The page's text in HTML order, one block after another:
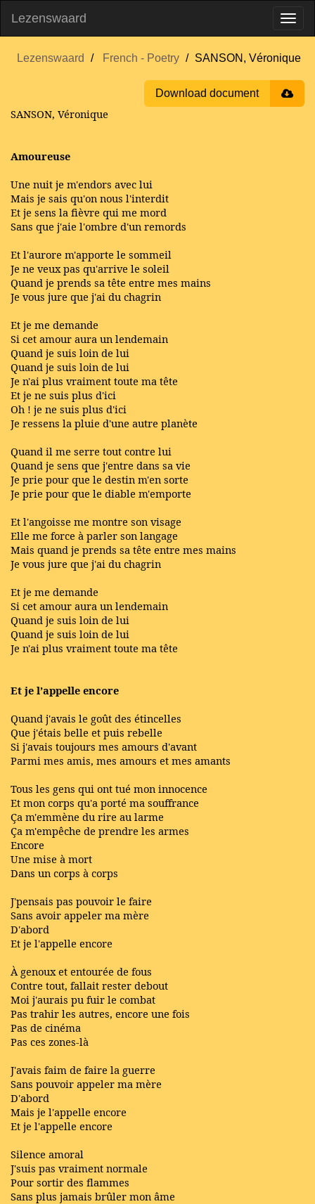
Lezenswaard
Lezenswaard French - Poetry SANSON, Véronique
Download document
SANSON, Véronique
Amoureuse
Une nuit je m'endors avec lui
Mais je sais qu'on nous l'interdit
Et je sens la fièvre qui me mord
Sans que j'aie l'ombre d'un remords
Et l'aurore m'apporte le sommeil
Je ne veux pas qu'arrive le soleil
Quand je prends sa tête entre mes mains
Je vous jure que j'ai du chagrin
Et je me demande
Si cet amour aura un lendemain
Quand je suis loin de lui
Quand je suis loin de lui
Je n'ai plus vraiment toute ma tête
Et je ne suis plus d'ici
Oh ! je ne suis plus d'ici
Je ressens la pluie d'une autre planète
Quand il me serre tout contre lui
Quand je sens que j'entre dans sa vie
Je prie pour que le destin m'en sorte
Je prie pour que le diable m'emporte
Et l'angoisse me montre son visage
Elle me force à parler son langage
Mais quand je prends sa tête entre mes mains
Je vous jure que j'ai du chagrin
Et je me demande
Si cet amour aura un lendemain
Quand je suis loin de lui
Quand je suis loin de lui
Je n'ai plus vraiment toute ma tête
Et je l’appelle encore
Quand j'avais le goût des étincelles
Que j'étais belle et puis rebelle
Si j'avais toujours mes amours d'avant
Parmi mes amis, mes amours et mes amants
Tous les gens qui ont tué mon innocence
Et mon corps qu'a porté ma souffrance
Ça m'emmène du rire au larme
Ça m'empêche de prendre les armes
Encore
Une mise à mort
Dans un corps à corps
J'pensais pas pouvoir le faire
Sans avoir appeler ma mère
D'abord
Et je l'appelle encore
À genoux et entourée de fous
Contre tout, fallait rester debout
Moi j'aurais pu fuir le combat
Pas trahir les autres, encore une fois
Pas de cinéma
Pas ces zones-là
J'avais faim de faire la guerre
Sans pouvoir appeler ma mère
D'abord
Mais je l'appelle encore
Et je l'appelle encore
Silence amoral
J'suis pas vraiment normale
Pour sortir des flammes
Sans plus jamais brûler mon âme